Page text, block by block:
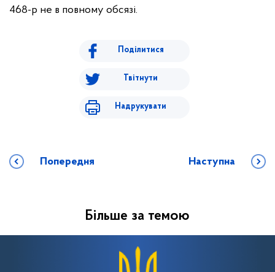
468-р не в повному обсязі.
Поділитися
Твітнути
Надрукувати
Попередня Наступна
Більше за темою